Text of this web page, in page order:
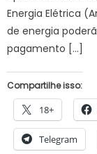
Energia Elétrica
de energia
pagamento […]
Compartilhe isso:
18+
Telegram